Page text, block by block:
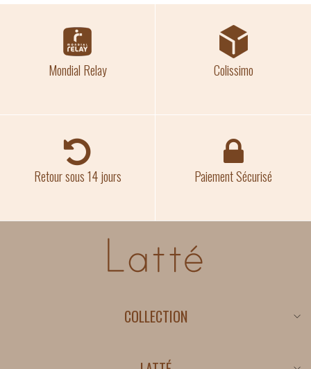
Mondial Relay Colissimo
Retour sous 14 jours Paiement Sécurisé
COLLECTION
Promotions